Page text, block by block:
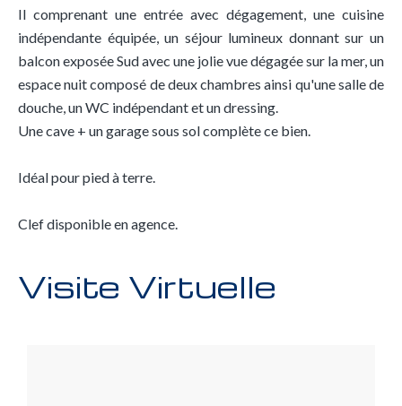
Il comprenant une entrée avec dégagement, une cuisine
indépendante équipée, un séjour lumineux donnant sur un
balcon exposée Sud avec une jolie vue dégagée sur la mer, un
espace nuit composé de deux chambres ainsi qu'une salle de
douche, un WC indépendant et un dressing.
Une cave + un garage sous sol complète ce bien.
Idéal pour pied à terre.
Clef disponible en agence.
Visite Virtuelle